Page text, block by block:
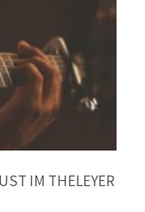
IM THELEYER